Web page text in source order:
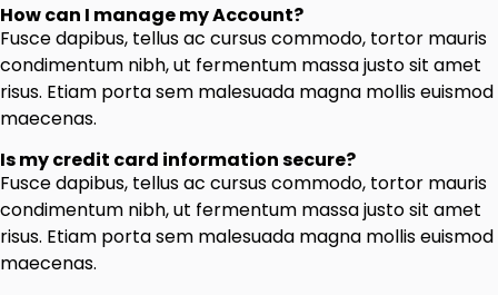
How can I manage my Account?
Fusce dapibus, tellus ac cursus commodo, tortor mauris
condimentum nibh, ut fermentum massa justo sit amet
risus. Etiam porta sem malesuada magna mollis euismod
maecenas.
Is my credit card information secure?
Fusce dapibus, tellus ac cursus commodo, tortor mauris
condimentum nibh, ut fermentum massa justo sit amet
risus. Etiam porta sem malesuada magna mollis euismod
maecenas.